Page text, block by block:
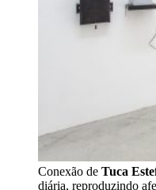
Conexão de Tuca
diária, reproduzindo